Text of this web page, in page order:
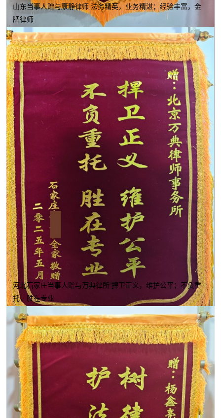
山东当事人赠与康静律师 法务精英，业务精湛；经验丰富，金
牌律师
河北石家庄当事人赠与万典律所 捍卫正义，维护公平；不负重
托，胜在专业